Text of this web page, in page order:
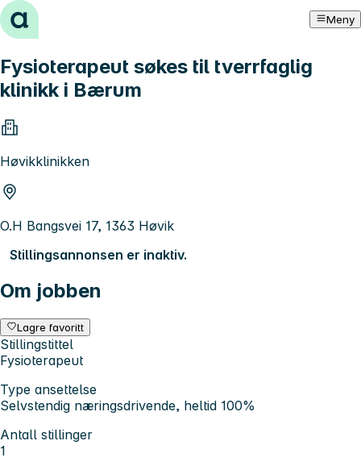
Hopp til innhold Meny
Fysioterapeut søkes til tverrfaglig
klinikk i Bærum
Høvikklinikken
O.H Bangsvei 17, 1363 Høvik
Stillingsannonsen er inaktiv.
Om jobben
Lagre favoritt
Stillingstittel
Fysioterapeut
Type ansettelse
Selvstendig næringsdrivende, heltid 100%
Antall stillinger
1